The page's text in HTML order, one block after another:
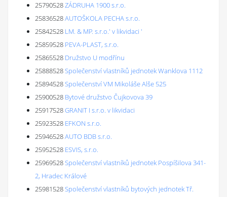
25790528ZÁDRUHA 1900 s.r.o.
25836528AUTOŠKOLA PECHA s.r.o.
25842528 LM. & MP. s.r.o.' v likvidaci '
25859528 PEVA-PLAST, s.r.o.
25865528 Družstvo U modřínu
25888528Společenství vlastníků jednotek Wanklova 1112
25894528Společenství VM Mikoláše Alše 525
25900528 Bytové družstvo Čujkovova 39
25917528GRANIT I s.r.o. v likvidaci
25923528 EFKON s.r.o.
25946528AUTO BDB s.r.o.
25952528 ESVIS, s.r.o.
25969528Společenství vlastníků jednotek Pospíšilova 341-
2, Hradec Králové
25981528Společenství vlastníků bytových jednotek Tř.